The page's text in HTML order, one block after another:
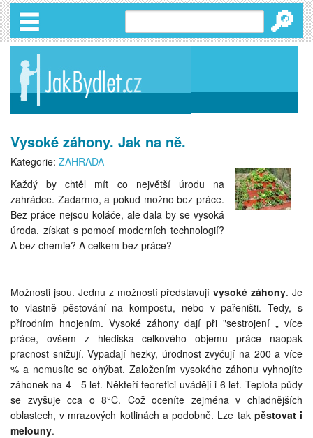
🔎
Vysoké záhony. Jak na ně.
Kategorie: ZAHRADA
Každý by chtěl mít co největší úrodu na
zahrádce. Zadarmo, a pokud možno bez práce.
Bez práce nejsou koláče, ale dala by se vysoká
úroda, získat s pomocí moderních technologií?
A bez chemie? A celkem bez práce?
Možnosti jsou. Jednu z možností představujívysoké záhony. Je
to vlastně pěstování na kompostu, nebo v pařeništi. Tedy, s
přírodním hnojením. Vysoké záhony dají při "sestrojení „ více
práce, ovšem z hlediska celkového objemu práce naopak
pracnost snižují. Vypadají hezky, úrodnost zvyčují na 200 a více
% a nemusíte se ohýbat. Založením vysokého záhonu vyhnojíte
záhonek na 4 - 5 let. Někteří teoretici uvádějí i 6 let. Teplota půdy
se zvyšuje cca o 8°C. Což oceníte zejména v chladnějších
oblastech, v mrazových kotlinách a podobně. Lze tak pěstovat i
melouny.